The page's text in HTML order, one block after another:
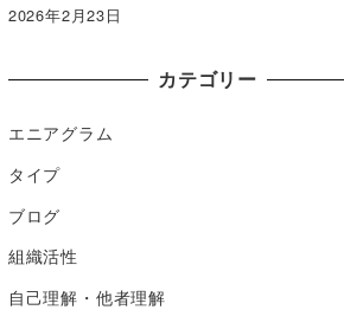
2026年2月23日
カテゴリー
エニアグラム
タイプ
ブログ
組織活性
自己理解・他者理解